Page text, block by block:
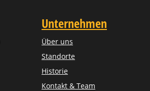
Unternehmen
Über uns
Standorte
Historie
Kontakt & Team